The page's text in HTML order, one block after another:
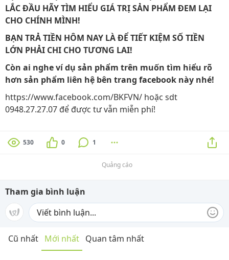
LẮC ĐẦU HÃY TÌM HIỂU GIÁ TRỊ SẢN PHẨM ĐEM LẠI
CHO CHÍNH MÌNH!
BẠN TRẢ TIỀN HÔM NAY LÀ ĐỂ TIẾT KIỆM SỐ TIỀN
LỚN PHẢI CHI CHO TƯƠNG LAI!
Còn ai nghe ví dụ sản phẩm trên muốn tìm hiểu rõ
hơn sản phẩm liên hệ bên trang facebook này nhé!
https://www.facebook.com/BKFVN/ hoặc sdt
0948.27.27.07 để được tư vẫn miễn phí!
530 0 1
Quảng cáo
Tham gia bình luận
Cũ nhất Mới nhất Quan tâm nhất